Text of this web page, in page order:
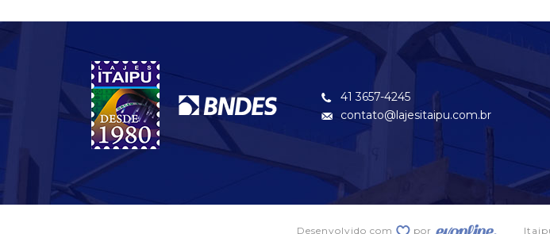
41 3657-4245
contato@lajesitaipu.com.br
Desenvolvido com por